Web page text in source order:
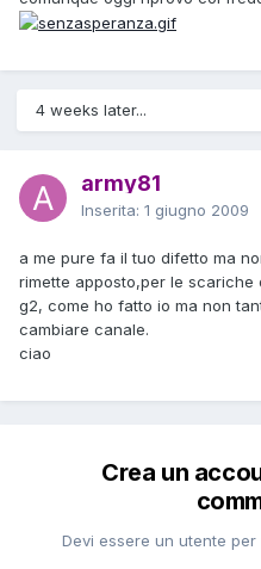
4 weeks later...
army81
Inserita: 1 giugno 2009
a me pure fa il tuo difetto ma
rimette apposto,per le scariche
g2, come ho fatto io ma non
cambiare canale.
ciao
Crea un
Devi essere un utente